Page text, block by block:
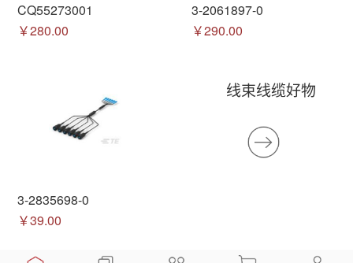
CQ55273001
￥280.00
3-2061897-0
￥290.00
3-2835698-0
￥39.00
线束线缆好物